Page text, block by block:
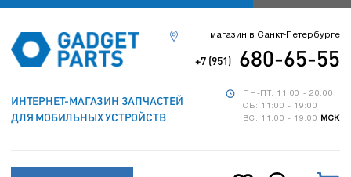
ИНТЕРНЕТ-МАГАЗИН ЗАПЧАСТЕЙ
ДЛЯ МОБИЛЬНЫХ УСТРОЙСТВ
ПН-ПТ: 11:00 - 20:00
СБ: 11:00 - 19:00
ВС: 11:00 - 19:00
МСК
магазин в Санкт-Петербурге
+7 (951) 680-65-55